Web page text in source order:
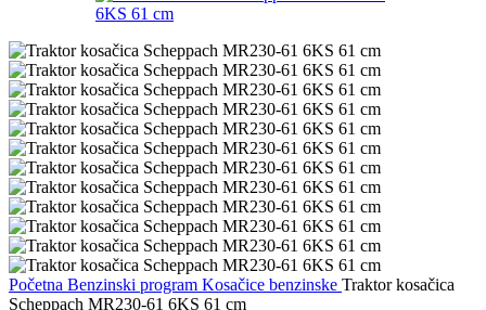
Početna Benzinski program Kosačice benzinske Traktor kosačica
Scheppach MR230-61 6KS 61 cm